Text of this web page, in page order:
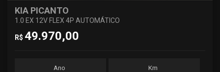
KIA PICANTO
1.0 EX 12V FLEX 4P AUTOMÁTICO
R$ 49.970,00
Ano Km